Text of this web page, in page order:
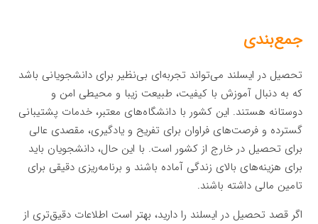
جمع‌بندی
تحصیل در ایسلند می‌تواند تجربه‌ای بی‌نظیر برای دانشجویانی باشد
که به دنبال آموزش با کیفیت، طبیعت زیبا و محیطی امن و
دوستانه هستند. این کشور با دانشگاه‌های معتبر، خدمات پشتیبانی
گسترده و فرصت‌های فراوان برای تفریح و یادگیری، مقصدی عالی
برای تحصیل در خارج از کشور است. با این حال، دانشجویان باید
برای هزینه‌های بالای زندگی آماده باشند و برنامه‌ریزی دقیقی برای
تامین مالی داشته باشند.
اگر قصد تحصیل در ایسلند را دارید، بهتر است اطلاعات دقیق‌تری از